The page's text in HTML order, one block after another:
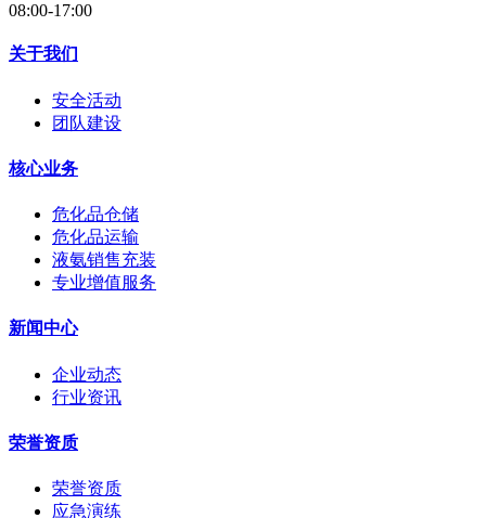
08:00-17:00
关于我们
安全活动
团队建设
核心业务
危化品仓储
危化品运输
液氨销售充装
专业增值服务
新闻中心
企业动态
行业资讯
荣誉资质
荣誉资质
应急演练